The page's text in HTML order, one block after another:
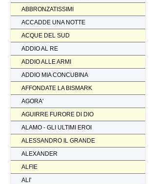
ABBRONZATISSIMI
ACCADDE UNA NOTTE
ACQUE DEL SUD
ADDIO AL RE
ADDIO ALLE ARMI
ADDIO MIA CONCUBINA
AFFONDATE LA BISMARK
AGORA'
AGUIRRE FURORE DI DIO
ALAMO - GLI ULTIMI EROI
ALESSANDRO IL GRANDE
ALEXANDER
ALFIE
ALI'